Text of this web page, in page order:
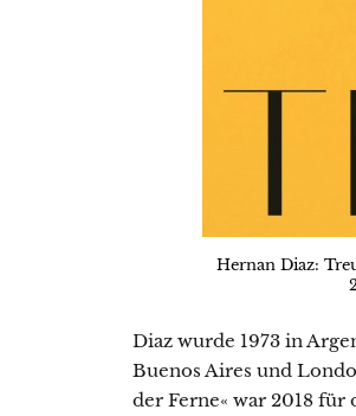
Hernan Diaz:
Diaz wurde 1973 in
Buenos Aires und
der Ferne« war 2018